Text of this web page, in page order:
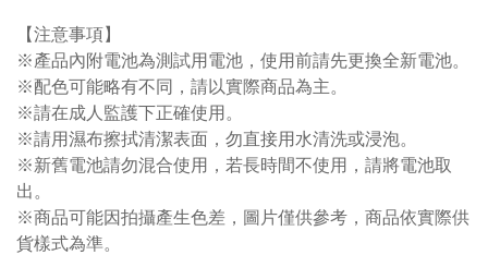
【注意事項】
※產品內附電池為測試用電池，使用前請先更換全新電池。
※配色可能略有不同，請以實際商品為主。
※請在成人監護下正確使用。
※請用濕布擦拭清潔表面，勿直接用水清洗或浸泡。
※新舊電池請勿混合使用，若長時間不使用，請將電池取
出。
※商品可能因拍攝產生色差，圖片僅供參考，商品依實際供
貨樣式為準。